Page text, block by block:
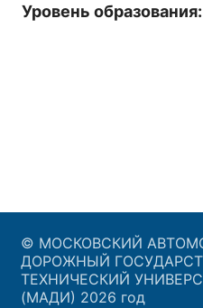
Уровень образования:
© МОСКОВСКИЙ
ДОРОЖНЫЙ
ТЕХНИЧЕСКИЙ
(МАДИ) 2026 год